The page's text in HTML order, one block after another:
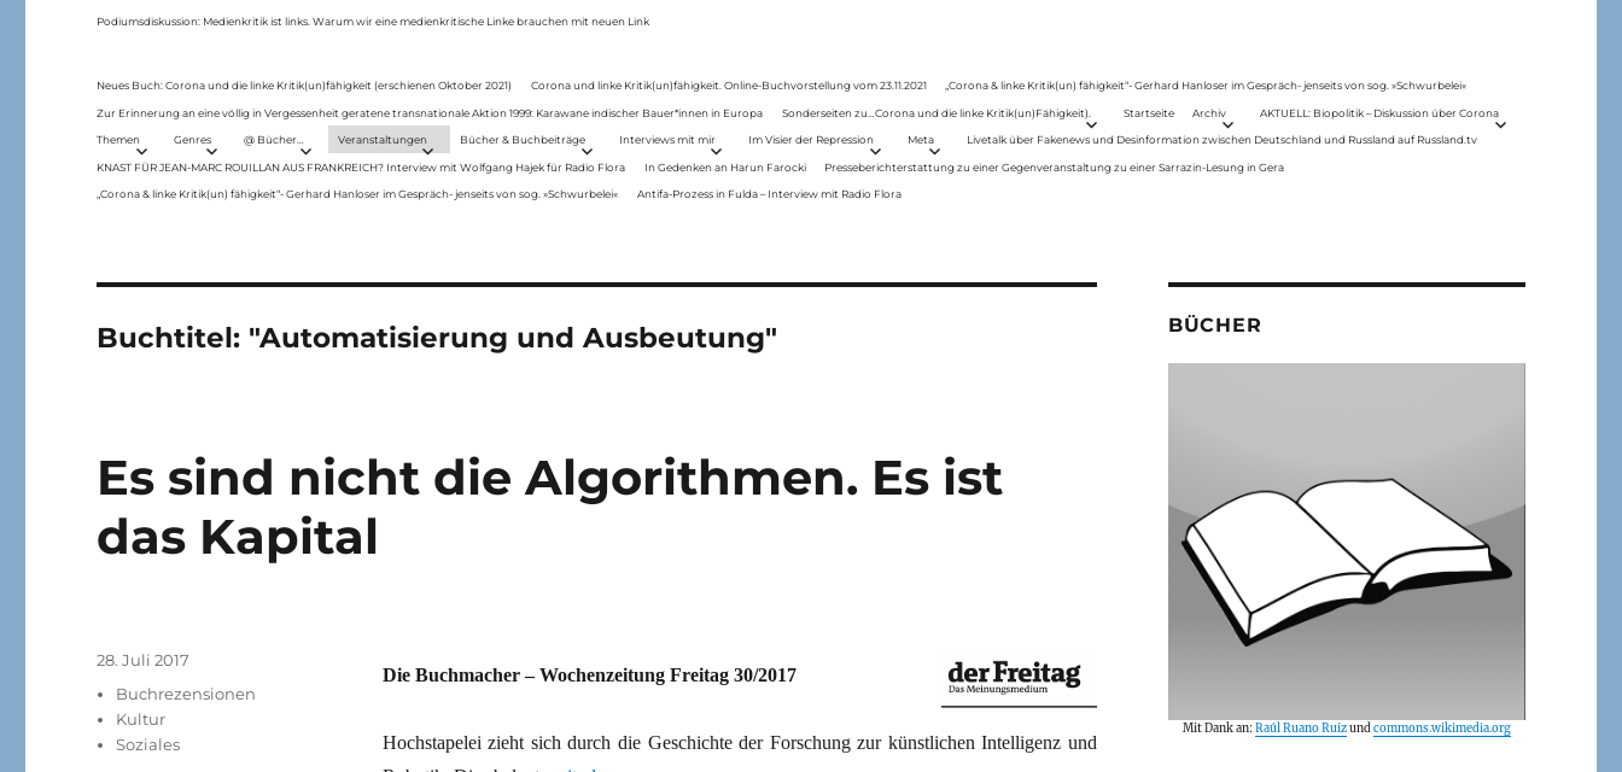
Podiumsdiskussion: Medienkritik ist links. Warum wir eine medienkritische Linke brauchen mit neuen Link
Neues Buch: Corona und die linke Kritik(un)fähigkeit (erschienen Oktober 2021) Corona und linke Kritik(un)fähigkeit. Online-Buchvorstellung vom 23.11.2021 „Corona & linke Kritik(un) fähigkeit“- Gerhard Hanloser im Gespräch- jenseits von sog. »Schwurbelei«
Zur Erinnerung an eine völlig in Vergessenheit geratene transnationale Aktion 1999: Karawane indischer Bauer*innen in Europa Sonderseiten zu…Corona und die linke Kritik(un)Fähigkeit). Startseite Archiv AKTUELL: Biopolitik – Diskussion über Corona
Themen Genres @ Bücher… Veranstaltungen Bücher & Buchbeiträge Interviews mit mir Im Visier der Repression Meta Livetalk über Fakenews und Desinformation zwischen Deutschland und Russland auf Russland.tv
KNAST FÜR JEAN-MARC ROUILLAN AUS FRANKREICH? Interview mit Wolfgang Hajek für Radio Flora In Gedenken an Harun Farocki Presseberichterstattung zu einer Gegenveranstaltung zu einer Sarrazin-Lesung in Gera
„Corona & linke Kritik(un) fähigkeit“- Gerhard Hanloser im Gespräch- jenseits von sog. »Schwurbelei« Antifa-Prozess in Fulda – Interview mit Radio Flora
Buchtitel: "Automatisierung und Ausbeutung"
Es sind nicht die Algorithmen. Es ist
das Kapital
Die Buchmacher – Wochenzeitung Freitag 30/2017
Hochstapelei zieht sich durch die Geschichte der Forschung zur künstlichen Intelligenz und
Veröffentlicht
28. Juli 2017
Kategorien
Buchrezensionen
Kultur
Soziales
BÜCHER
Mit Dank an:Raúl Ruano Ruizundcommons.wikimedia.org